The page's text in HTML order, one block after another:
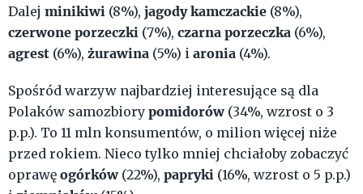
Dalej minikiwi (8%), jagody kamczackie (8%),
czerwoneporzeczki (7%), czarna porzeczka (6%),
agrest (6%), żurawina (5%) i aronia (4%).
Spośród warzyw najbardziej interesujące są dla
Polaków samozbiory pomidorów (34%, wzrost o 3
p.p.). To 11 mln konsumentów, o milion więcej niże
przed rokiem. Nieco tylko mniej chciałoby zobaczyć
oprawę ogórków (22%), papryki (16%, wzrost o 5 p.p.)